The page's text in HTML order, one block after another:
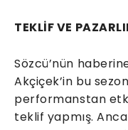
TEKLİF VE
Sözcü’nün
Akçiçek’in bu
performanstan
teklif yapmış.